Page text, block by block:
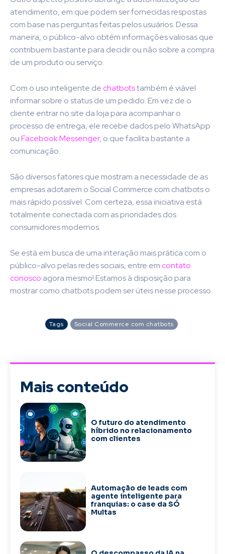
atendimento, em que podem ser fornecidas respostas
com base nas perguntas feitas pelos usuários. Dessa
maneira, o público-alvo obtém informações valiosas que
contribuem bastante para decidir ou não sobre a compra
de um produto ou serviço.
Com o uso inteligente de chatbotstambém é viável
informar sobre o status de um pedido. Em vez de o
cliente entrar no site da loja para acompanhar o
processo de entrega, ele recebe dados pelo WhatsApp
ouFacebook Messenger, o que facilita bastante a
comunicação.
São diversos fatores que mostram a necessidade de as
empresas adotarem o Social Commerce com chatbots o
mais rápido possível. Com certeza, essa iniciativa está
totalmente conectada com as prioridades dos
consumidores modernos.
Se está em busca de uma interação mais prática com o
público-alvo pelas redes sociais, entre em contato
conosco agora mesmo! Estamos à disposição para
mostrar como chatbots podem ser úteis nesse processo.
Tags Social Commerce com chatbots
Mais conteúdo
O futuro do atendimento
híbrido no relacionamento
com clientes
Automação de leads com
agente inteligente para
franquias: o case da SÓ
Multas